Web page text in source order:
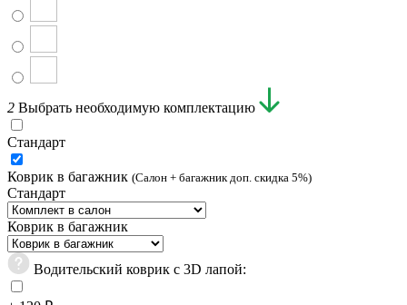
2 Выбрать необходимую комплектацию
Стандарт
Коврик в багажник (Салон + багажник доп. скидка 5%)
Стандарт
Коврик в багажник
Водительский коврик с 3D лапой: